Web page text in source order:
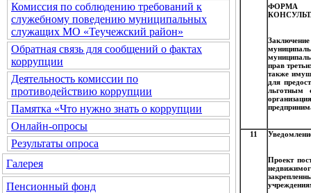
Комиссия по соблюдению требований к
служебному поведению муниципальных
служащих МО «Теучежский район»
Обратная связь для сообщений о фактах
коррупции
Деятельность комиссии по
противодействию коррупции
Памятка «Что нужно знать о коррупции
Онлайн-опросы
Результаты опроса
Галерея
Пенсионный фонд
ФОРМА
прав
также
для
льготным
11
Проект